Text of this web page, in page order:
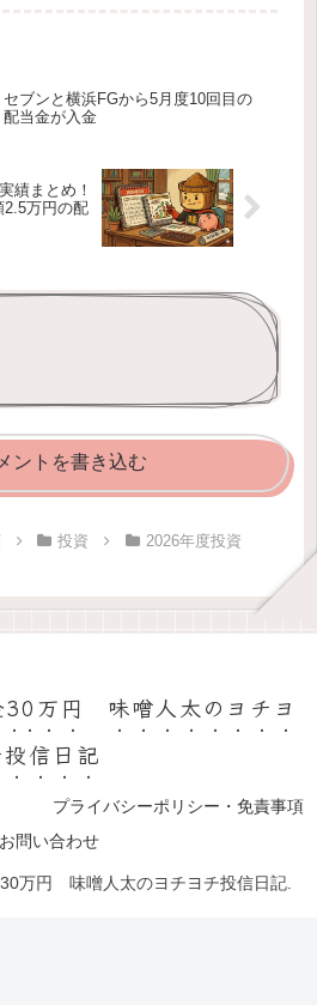
セブンと横浜FGから5月度10回目の
配当金が入金
績まとめ！
2.5万円の配
ントを書き込む
投資 2026年度投資
30万円 味噌人太のヨチヨ
投信日記
プライバシーポリシー・免責事項
お問い合わせ
万円 味噌人太のヨチヨチ投信日記.